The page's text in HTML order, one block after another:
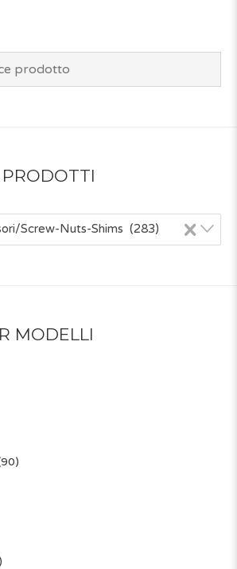
×
Screw-Nuts-Shims (283)
MODELLI